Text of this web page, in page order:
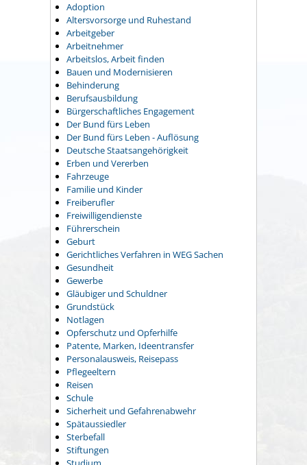
Adoption
Altersvorsorge und Ruhestand
Arbeitgeber
Arbeitnehmer
Arbeitslos, Arbeit finden
Bauen und Modernisieren
Behinderung
Berufsausbildung
Bürgerschaftliches Engagement
Der Bund fürs Leben
Der Bund fürs Leben - Auflösung
Deutsche Staatsangehörigkeit
Erben und Vererben
Fahrzeuge
Familie und Kinder
Freiberufler
Freiwilligendienste
Führerschein
Geburt
Gerichtliches Verfahren in WEG Sachen
Gesundheit
Gewerbe
Gläubiger und Schuldner
Grundstück
Notlagen
Opferschutz und Opferhilfe
Patente, Marken, Ideentransfer
Personalausweis, Reisepass
Pflegeeltern
Reisen
Schule
Sicherheit und Gefahrenabwehr
Spätaussiedler
Sterbefall
Stiftungen